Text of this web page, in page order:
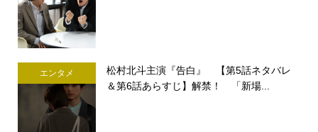
エンタメ
松村北斗主演『告白』 【第5話ネタバレ
＆第6話あらすじ】解禁！ 「新場...